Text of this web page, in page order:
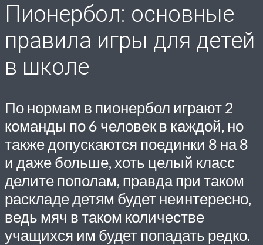
Пионербол: основные
правила игры для детей
в школе
По нормам в пионербол играют 2
команды по 6 человек в каждой, но
также допускаются поединки 8 на 8
и даже больше, хоть целый класс
делите пополам, правда при таком
раскладе детям будет неинтересно,
ведь мяч в таком количестве
учащихся им будет попадать редко.